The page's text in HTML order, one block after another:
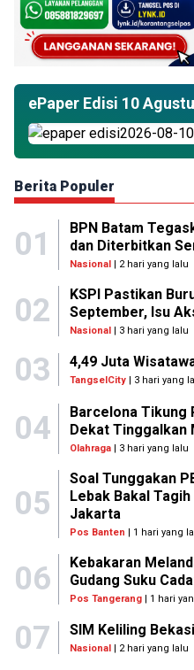
ePaper Edisi 10
Berita Populer
01
BPN Batam
dan Diterbitkan
Nasional| 2 hari yang lalu
02
KSPI Pastikan
September, Isu
Nasional| 3 hari yang lalu
03 4,49 Juta
TangselCity | 3 hari yang
04
Barcelona Tikung
Dekat Tinggalkan
Olahraga| 3 hari yang lalu
05
Soal Tunggakan
Lebak Bakal
Jakarta
Pos Banten | 1 hari yang
06
Kebakaran
Gudang Suku
Pos Tangerang| 1 hari
07 SIM Keliling
Nasional | 2 hari yang lalu